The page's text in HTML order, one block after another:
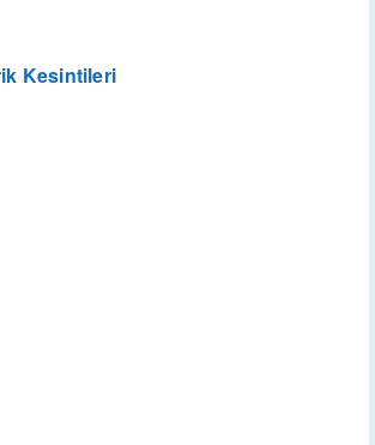
Kesintileri